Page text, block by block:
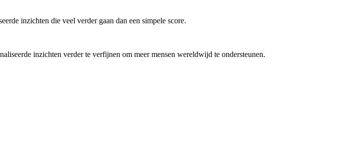
inzichten die veel verder gaan dan een simpele score.
inzichten verder te verfijnen om meer mensen wereldwijd te ondersteunen.